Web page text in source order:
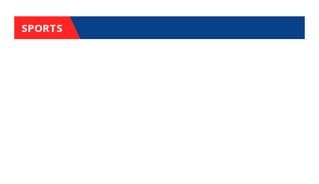
SPORTS